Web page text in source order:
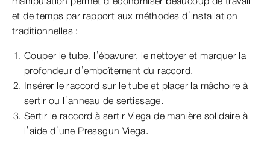
et de temps par rapport aux méthodes d’installation
traditionnelles :
Couper le tube, l’ébavurer, le nettoyer et marquer la
profondeur d’emboîtement du raccord.
Insérer le raccord sur le tube et placer la mâchoire à
sertir ou l’anneau de sertissage.
Sertir le raccord à sertir Viega de manière solidaire à
l’aide d’une Pressgun Viega.